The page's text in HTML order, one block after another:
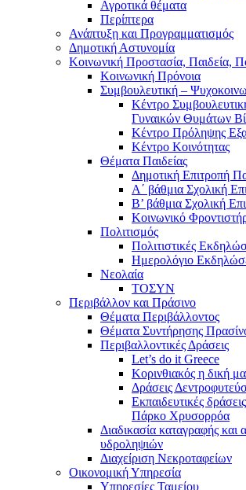
Αγροτικά θέματα
Περίπτερα
Ανάπτυξη και Προγραμματισμός
Δημοτική Αστυνομία
Κοινωνική Προστασία, Παιδεία,
Κοινωνική Πρόνοια
Συμβουλευτική –
Κέντρο
Γυναικών Θυμάτων
Κέντρο Πρόληψης
Κέντρο Κοινότητας
Θέματα Παιδείας
Δημοτική Επιτροπή
Α΄ βάθμια Σχολική
B’ βάθμια Σχολική
Κοινωνικό
Πολιτισμός
Πολιτιστικές
Ημερολόγιο
Νεολαία
ΤΟΣΥΝ
Περιβάλλον και Πράσινο
Θέματα Περιβάλλοντος
Θέματα Συντήρησης
Περιβαλλοντικές Δράσεις
Let’s do it Greece
Kορινθιακός η δική
Δράσεις
Εκπαιδευτικές
Πάρκο Χρυσορρόα
Διαδικασία καταγραφής και
υδροληψιών
Διαχείριση Νεκροταφείων
Οικονομική Υπηρεσία
Υπηρεσίες Ταμείου